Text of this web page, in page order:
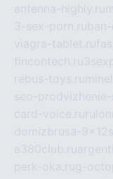
antenna-highly.ru
3-sex-porn.ru
viagra-tablet.ru
fincontech.ru
rebus-toys.ru
seo-
card-voice.ru
domizbrusa-
a380club.ru
perk-oka.rug-